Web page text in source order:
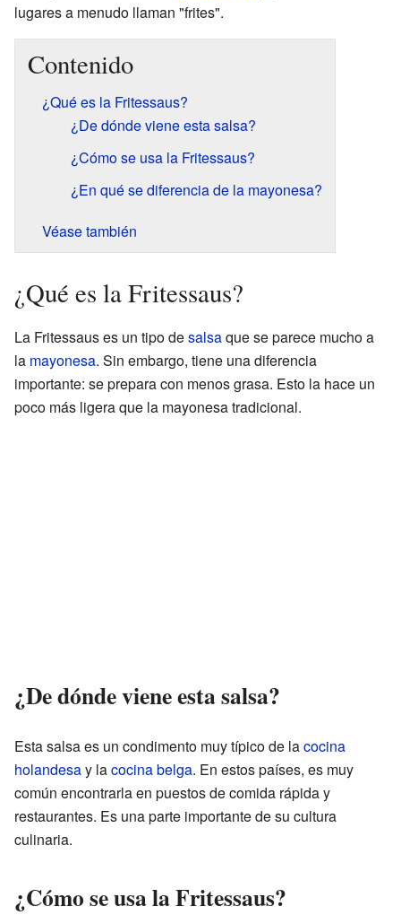
lugares a menudo llaman "frites".
Contenido
¿Qué es la Fritessaus?
¿De dónde viene esta salsa?
¿Cómo se usa la Fritessaus?
¿En qué se diferencia de la mayonesa?
Véase también
¿Qué es la Fritessaus?
La Fritessaus es un tipo desalsaque se parece mucho a
la mayonesa. Sin embargo, tiene una diferencia
importante: se prepara con menos grasa. Esto la hace un
poco más ligera que la mayonesa tradicional.
¿De dónde viene esta salsa?
Esta salsa es un condimento muy típico de lacocina
holandesay lacocina belga. En estos países, es muy
común encontrarla en puestos de comida rápida y
restaurantes. Es una parte importante de su cultura
culinaria.
¿Cómo se usa la Fritessaus?